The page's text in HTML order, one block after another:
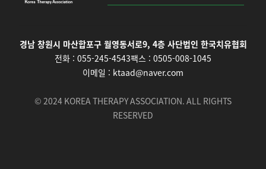
경남 창원시 마산합포구 월영동서로9, 4층 사단법인 한국치유협회
전화 : 055-245-4543팩스 : 0505-008-1045
이메일 : ktaad@naver.com
© 2024 KOREA THERAPY ASSOCIATION. ALL RIGHTS
RESERVED